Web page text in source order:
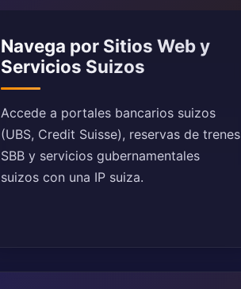
Navega por Sitios Web y
Servicios Suizos
Accede a portales bancarios suizos
(UBS, Credit Suisse), reservas de trenes
SBB y servicios gubernamentales
suizos con una IP suiza.